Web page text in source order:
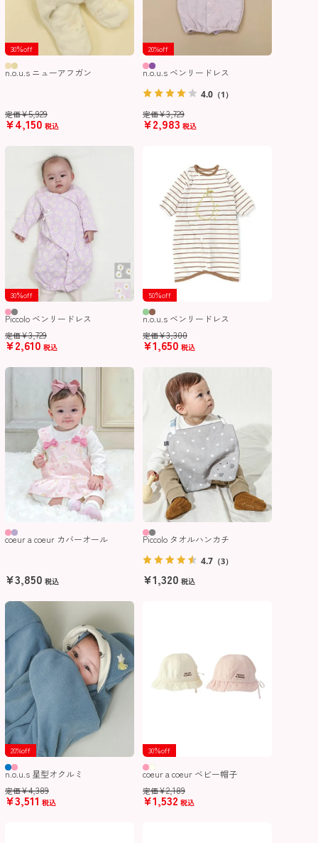
30％off
n.o.u.s ニューアフガン
定価¥5,929
¥4,150 税込
20%off
n.o.u.s ベンリードレス
4.0 （1）
定価¥3,729
¥2,983 税込
30％off
Piccolo ベンリードレス
定価¥3,729
¥2,610 税込
50％off
n.o.u.s ベンリードレス
定価¥3,300
¥1,650 税込
coeur a coeur カバーオール
¥3,850 税込
Piccolo タオルハンカチ
4.7 （3）
¥1,320 税込
20%off
n.o.u.s 星型オクルミ
定価¥4,389
¥3,511 税込
30％off
coeur a coeur ベビー帽子
定価¥2,189
¥1,532 税込